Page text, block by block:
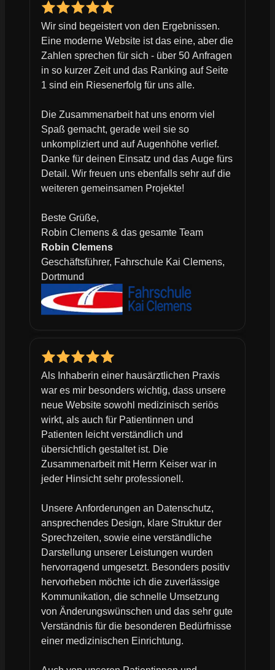
Wir sind begeistert von den Ergebnissen.
Eine moderne Website ist das eine, aber die
Zahlen sprechen für sich - über 50 Anfragen
in so kurzer Zeit und das Ranking auf Seite
1 sind ein Riesenerfolg für uns alle.
Die Zusammenarbeit hat uns enorm viel
Spaß gemacht, gerade weil sie so
unkompliziert und auf Augenhöhe verlief.
Danke für deinen Einsatz und das Auge fürs
Detail. Wir freuen uns ebenfalls sehr auf die
weiteren gemeinsamen Projekte!
Beste Grüße,
Robin Clemens & das gesamte Team
Robin Clemens
Geschäftsführer, Fahrschule Kai Clemens,
Dortmund
Als Inhaberin einer hausärztlichen Praxis
war es mir besonders wichtig, dass unsere
neue Website sowohl medizinisch seriös
wirkt, als auch für Patientinnen und
Patienten leicht verständlich und
übersichtlich gestaltet ist. Die
Zusammenarbeit mit Herrn Keiser war in
jeder Hinsicht sehr professionell.
Unsere Anforderungen an Datenschutz,
ansprechendes Design, klare Struktur der
Sprechzeiten, sowie eine verständliche
Darstellung unserer Leistungen wurden
hervorragend umgesetzt. Besonders positiv
hervorheben möchte ich die zuverlässige
Kommunikation, die schnelle Umsetzung
von Änderungswünschen und das sehr gute
Verständnis für die besonderen Bedürfnisse
einer medizinischen Einrichtung.